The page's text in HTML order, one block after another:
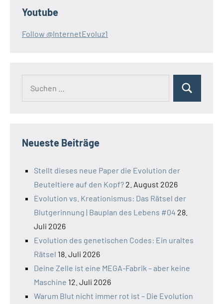
Youtube
Follow @InternetEvoluz1
Suchen
Neueste Beiträge
Stellt dieses neue Paper die Evolution der
Beuteltiere auf den Kopf? 2. August 2026
Evolution vs. Kreationismus: Das Rätsel der
Blutgerinnung | Bauplan des Lebens #04 28.
Juli 2026
Evolution des genetischen Codes: Ein uraltes
Rätsel 18. Juli 2026
Deine Zelle ist eine MEGA-Fabrik – aber keine
Maschine 12. Juli 2026
Warum Blut nicht immer rot ist – Die Evolution